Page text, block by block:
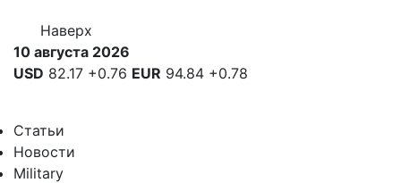
Наверх
10 августа 2026
USD 82.17 +0.76 EUR 94.84 +0.78
Статьи
Новости
Military